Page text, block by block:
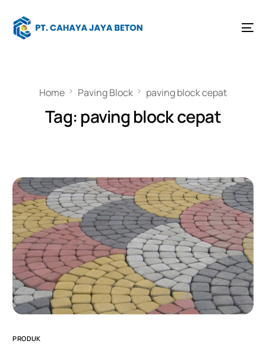
Home Paving Block paving block cepat
Tag: paving block cepat
PRODUK